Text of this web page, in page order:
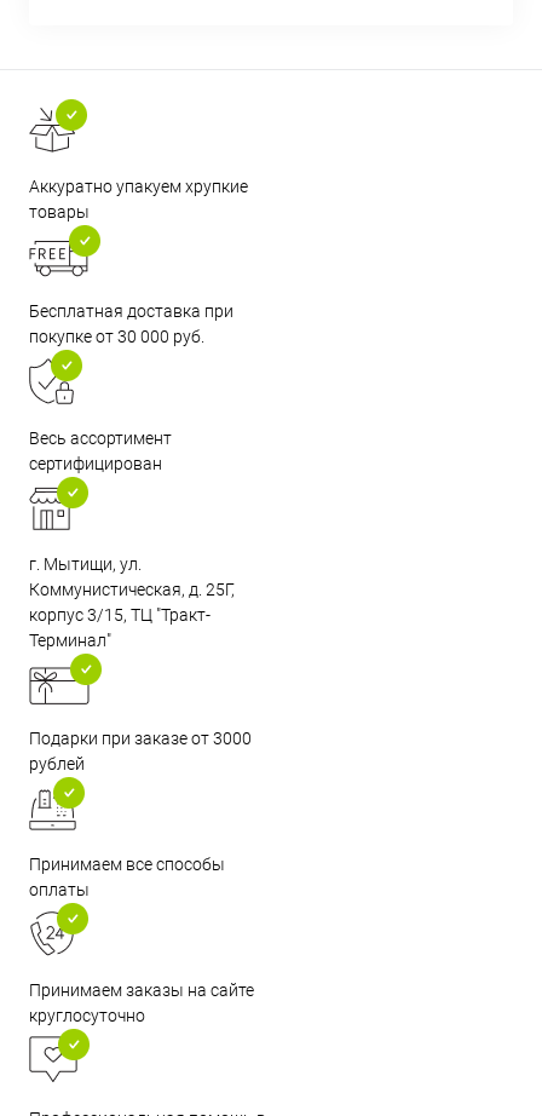
Аккуратно упакуем хрупкие
товары
Бесплатная доставка при
покупке от 30 000 руб.
Весь ассортимент
сертифицирован
г. Мытищи, ул.
Коммунистическая, д. 25Г,
корпус 3/15, ТЦ "Тракт-
Терминал"
Подарки при заказе от 3000
рублей
Принимаем все способы
оплаты
Принимаем заказы на сайте
круглосуточно